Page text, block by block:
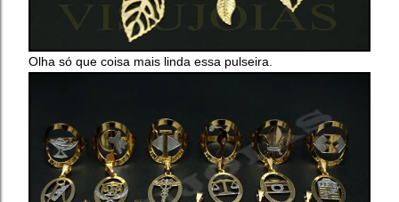
Olha só que coisa mais linda essa pulseira.